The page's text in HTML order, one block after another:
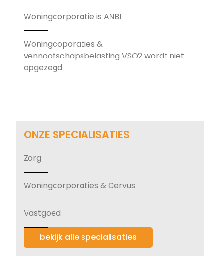
Woningcorporatie is ANBI
Woningcoporaties &
vennootschapsbelasting VSO2 wordt niet
opgezegd
ONZE SPECIALISATIES
Zorg
Woningcorporaties & Cervus
Vastgoed
bekijk alle specialisaties